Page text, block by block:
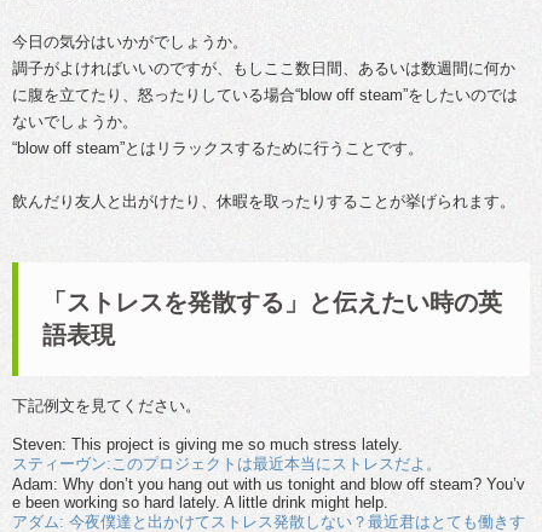
今日の気分はいかがでしょうか。
調子がよければいいのですが、もしここ数日間、あるいは数週間に何か
に腹を立てたり、怒ったりしている場合“blow off steam”をしたいのでは
ないでしょうか。
“blow off steam”とはリラックスするために行うことです。
飲んだり友人と出がけたり、休暇を取ったりすることが挙げられます。
「ストレスを発散する」と伝えたい時の英
語表現
下記例文を見てください。
Steven: This project is giving me so much stress lately.
スティーヴン:このプロジェクトは最近本当にストレスだよ。
Adam: Why don’t you hang out with us tonight and blow off steam? You’v
e been working so hard lately. A little drink might help.
アダム: 今夜僕達と出かけてストレス発散しない？最近君はとても働きす